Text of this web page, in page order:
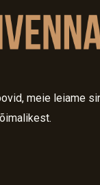
meie leiame